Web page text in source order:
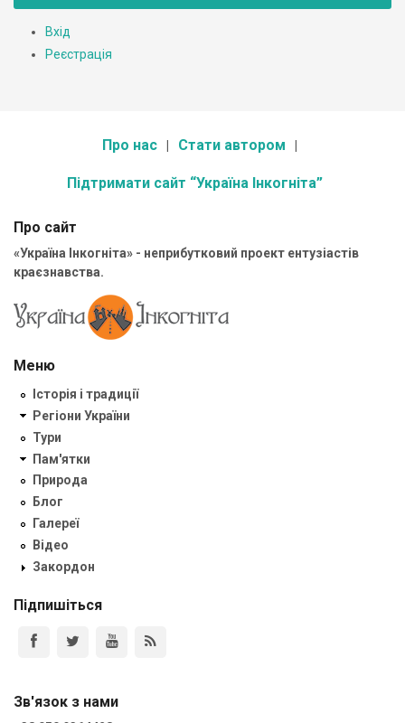
Вхід
Реєстрація
Про нас Стати автором
Підтримати сайт “Україна Інкогніта”
Про сайт
«Україна Інкогніта» - неприбутковий проект ентузіастів
краєзнавства.
Меню
Історія і традиції
Регіони України
Тури
Пам'ятки
Природа
Блог
Галереї
Відео
Закордон
Підпишіться
Зв'язок з нами